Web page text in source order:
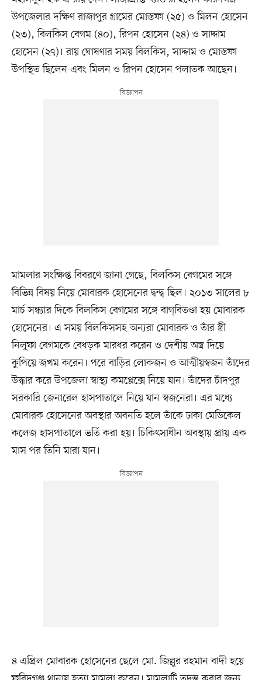
উপজেলার দক্ষিণ রাজাপুর গ্রামের মোস্তফা (২৫) ও মিলন হোসেন
(২৩), বিলকিস বেগম (৪০), রিপন হোসেন (২৪) ও সাদ্দাম
হোসেন (২৭)। রায় ঘোষণার সময় বিলকিস, সাদ্দাম ও মোস্তফা
উপস্থিত ছিলেন এবং মিলন ও রিপন হোসেন পলাতক আছেন।
মামলার সংক্ষিপ্ত বিবরণে জানা গেছে, বিলকিস বেগমের সঙ্গে
বিভিন্ন বিষয় নিয়ে মোবারক হোসেনের দ্বন্দ্ব ছিল। ২০১৩ সালের ৮
মার্চ সন্ধ্যার দিকে বিলকিস বেগমের সঙ্গে বাগ্‌বিতণ্ডা হয় মোবারক
হোসেনের। এ সময় বিলকিসসহ অন্যরা মোবারক ও তাঁর স্ত্রী
নিলুফা বেগমকে বেধড়ক মারধর করেন ও দেশীয় অস্ত্র দিয়ে
কুপিয়ে জখম করেন। পরে বাড়ির লোকজন ও আত্মীয়স্বজন তাঁদের
উদ্ধার করে উপজেলা স্বাস্থ্য কমপ্লেক্সে নিয়ে যান। তাঁদের চাঁদপুর
সরকারি জেনারেল হাসপাতালে নিয়ে যান স্বজনেরা। এর মধ্যে
মোবারক হোসেনের অবস্থার অবনতি হলে তাঁকে ঢাকা মেডিকেল
কলেজ হাসপাতালে ভর্তি করা হয়। চিকিৎসাধীন অবস্থায় প্রায় এক
মাস পর তিনি মারা যান।
৪ এপ্রিল মোবারক হোসেনের ছেলে মো. জিল্লুর রহমান বাদী হয়ে